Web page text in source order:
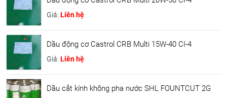
Giá: Liên hệ
Dầu động cơ Castrol CRB Multi 15W-40 CI-4
Giá: Liên hệ
Dầu cắt kính không pha nước SHL FOUNTCUT 2G